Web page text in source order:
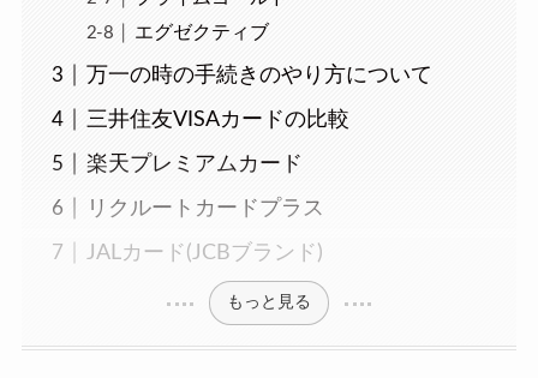
エグゼクティブ
万一の時の手続きのやり方について
三井住友VISAカードの比較
楽天プレミアムカード
リクルートカードプラス
JALカード(JCBブランド)
もっと見る